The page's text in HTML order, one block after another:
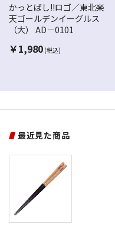
かっとばし!!ロゴ／東北楽
天ゴールデンイーグルス
（大） AD－0101
￥1,980 (税込)
最近見た商品